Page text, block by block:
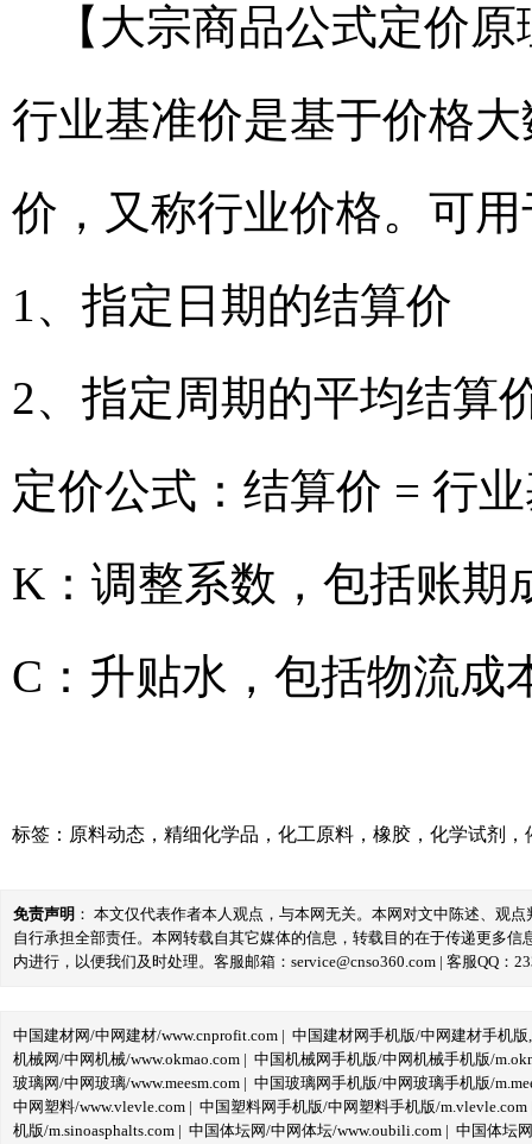
【大宗商品公式定价
行业基准价是基于价格
价，又称行业价格。可
1、指定日期的结算价
2、指定周期的平均结算
定价公式：结算价 = 行
K：调整系数，包括账期
C：升贴水，包括物流成
标签： 原料动态 ， 精细化学品 ， 化工原料 ， 橡胶 ， 化学试剂 ，
免责声明 ： 本文仅代表作者本人观点，与本网无关。本网对文中陈述、观
自行承担全部责任。本网转载自其它媒体的信息，转载目的在于传递更多
内进行，以便我们及时处理。客服邮箱：service@cnso360.com | 客服QQ：
中国建材网/中网建材/www.cnprofit.com | 中国建材网手机版/中网建材手机版
机械网/中网机械/www.okmao.com | 中国机械网手机版/中网机械手机版/
玻璃网/中网玻璃/www.meesm.com | 中国玻璃网手机版/中网玻璃手机版/
中网塑料/www.vlevle.com | 中国塑料网手机版/中网塑料手机版/m.vlevle.com
机版/m.sinoasphalts.com | 中国体坛网/中网体坛/www.oubili.com | 中国体坛